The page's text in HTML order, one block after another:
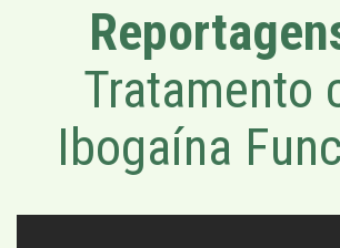
Tratamento
Ibogaína